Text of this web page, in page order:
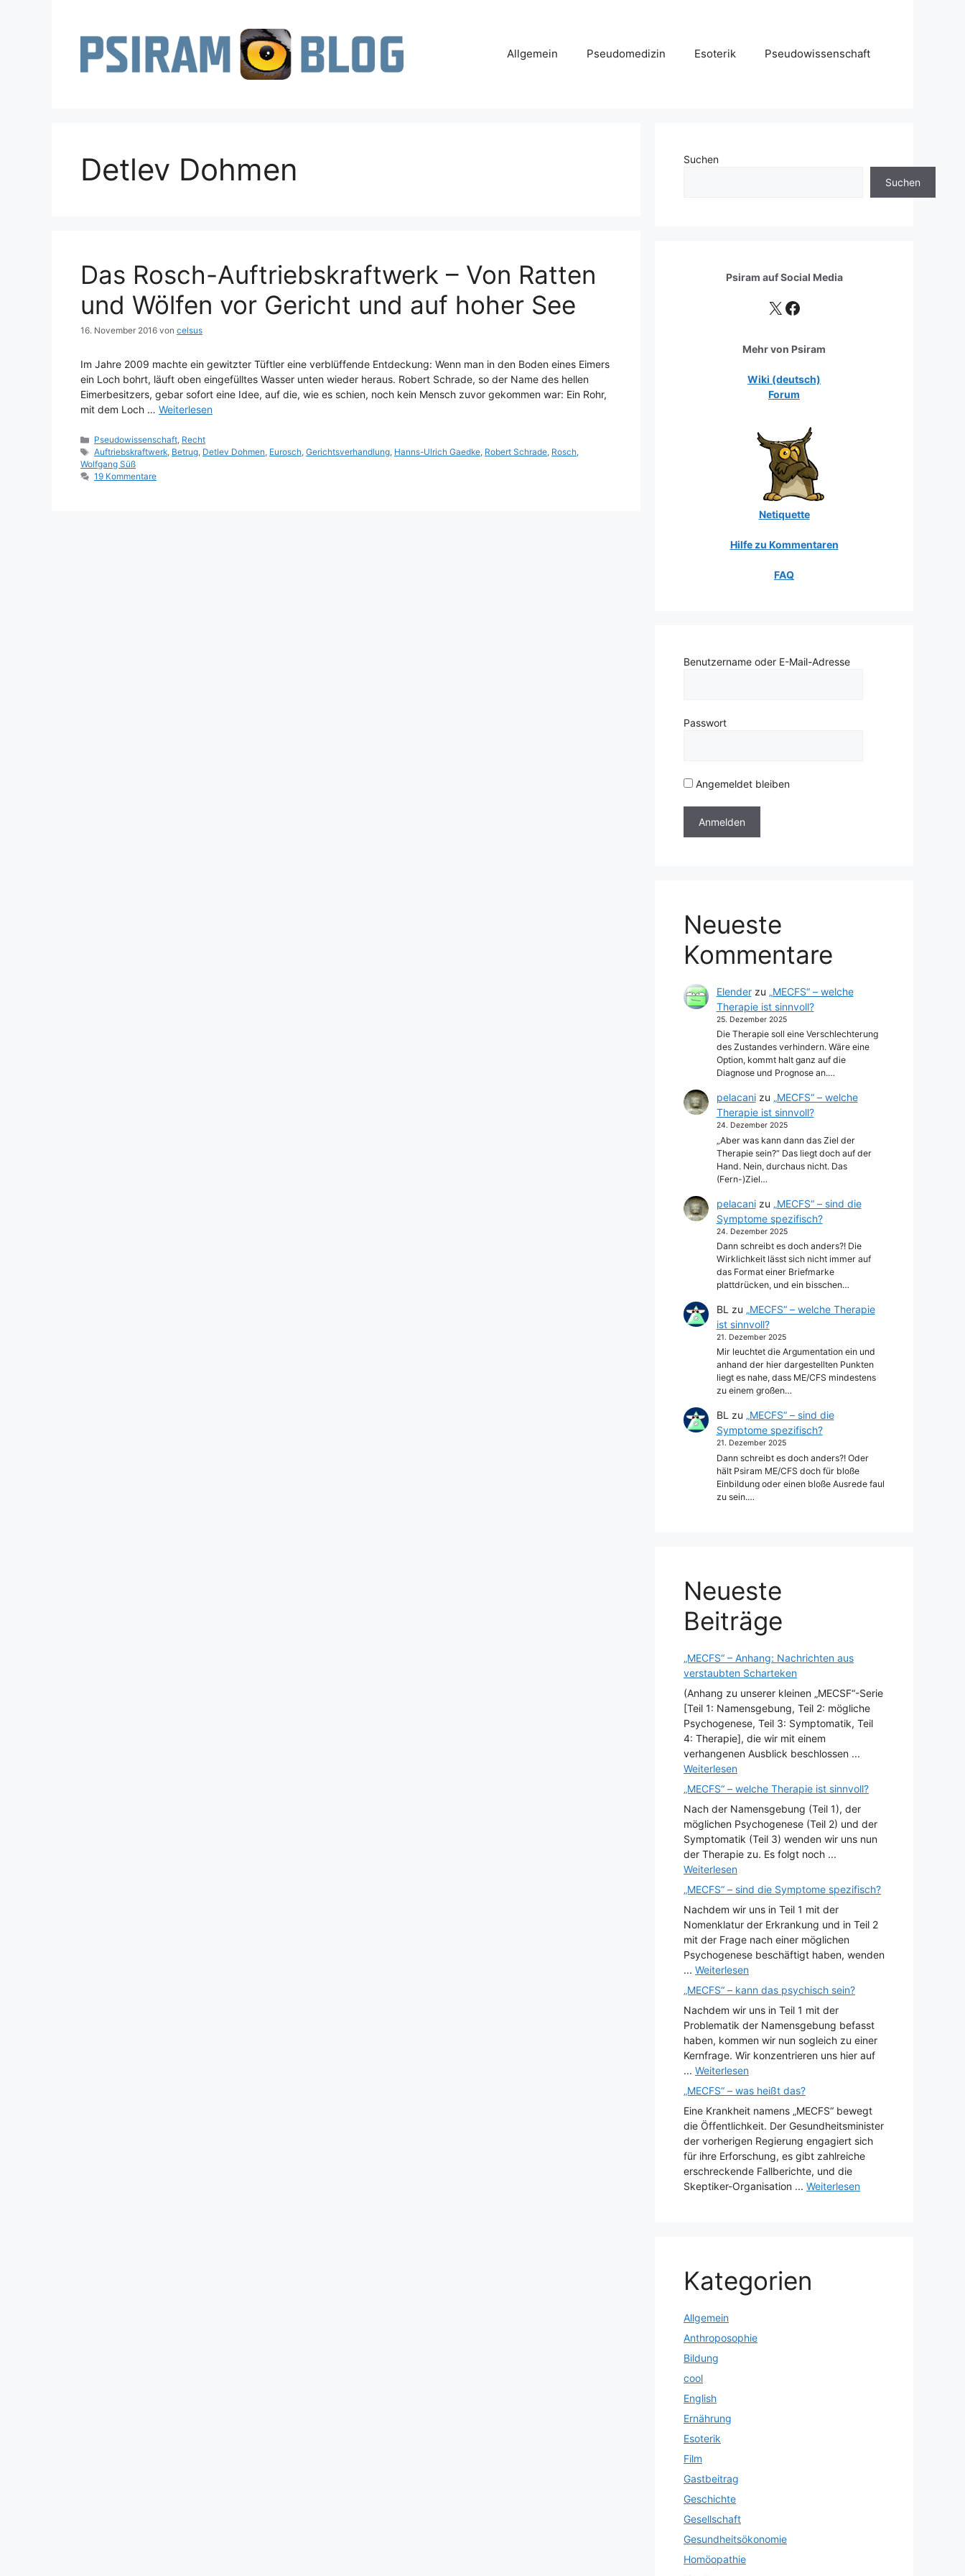
Allgemein Pseudomedizin Esoterik Pseudowissenschaft
Detlev Dohmen
Das Rosch-Auftriebskraftwerk – Von Ratten
und Wölfen vor Gericht und auf hoher See
16. November 2016 von celsus
Im Jahre 2009 machte ein gewitzter Tüftler eine verblüffende Entdeckung: Wenn man in den Boden eines Eimers
ein Loch bohrt, läuft oben eingefülltes Wasser unten wieder heraus. Robert Schrade, so der Name des hellen
Eimerbesitzers, gebar sofort eine Idee, auf die, wie es schien, noch kein Mensch zuvor gekommen war: Ein Rohr,
mit dem Loch … Weiterlesen
Kategorien
Pseudowissenschaft, Recht
Schlagwörter
Auftriebskraftwerk, Betrug, Detlev Dohmen, Eurosch,Gerichtsverhandlung, Hanns-Ulrich Gaedke, Robert Schrade, Rosch,
Wolfgang Süß
19 Kommentare
Suchen
Suchen
Psiram aufSocial Media
X Facebook
Mehr von Psiram
Wiki (deutsch)
Forum
Netiquette
Hilfe zu Kommentaren
FAQ
Benutzername oder E-Mail-Adresse
Passwort
Angemeldet bleiben
Neueste
Kommentare
Elenderzu „MECFS“ – welche
Therapie ist sinnvoll?
25. Dezember 2025
Die Therapie soll eine Verschlechterung
des Zustandes verhindern. Wäre eine
Option, kommt halt ganz auf die
Diagnose und Prognose an.…
pelacanizu „MECFS“ – welche
Therapie ist sinnvoll?
24. Dezember 2025
„Aber was kann dann das Ziel der
Therapie sein?“ Das liegt doch auf der
Hand. Nein, durchaus nicht. Das
(Fern-)Ziel…
pelacanizu „MECFS“ – sind die
Symptome spezifisch?
24. Dezember 2025
Dann schreibt es doch anders?! Die
Wirklichkeit lässt sich nicht immer auf
das Format einer Briefmarke
plattdrücken, und ein bisschen…
BL zu „MECFS“ – welche Therapie
ist sinnvoll?
21. Dezember 2025
Mir leuchtet die Argumentation ein und
anhand der hier dargestellten Punkten
liegt es nahe, dass ME/CFS mindestens
zu einem großen…
BL zu „MECFS“ – sind die
Symptome spezifisch?
21. Dezember 2025
Dann schreibt es doch anders?! Oder
hält Psiram ME/CFS doch für bloße
Einbildung oder einen bloße Ausrede faul
zu sein.…
Neueste
Beiträge
„MECFS“ – Anhang: Nachrichten aus
verstaubten Scharteken
(Anhang zu unserer kleinen „MECSF“-Serie
[Teil 1: Namensgebung, Teil 2: mögliche
Psychogenese, Teil 3: Symptomatik, Teil
4: Therapie], die wir mit einem
verhangenen Ausblick beschlossen ...
Weiterlesen
„MECFS“ – welche Therapie ist sinnvoll?
Nach der Namensgebung (Teil 1), der
möglichen Psychogenese (Teil 2) und der
Symptomatik (Teil 3) wenden wir uns nun
der Therapie zu. Es folgt noch ...
Weiterlesen
„MECFS“ – sind die Symptome spezifisch?
Nachdem wir uns in Teil 1 mit der
Nomenklatur der Erkrankung und in Teil 2
mit der Frage nach einer möglichen
Psychogenese beschäftigt haben, wenden
... Weiterlesen
„MECFS“ – kann das psychisch sein?
Nachdem wir uns in Teil 1 mit der
Problematik der Namensgebung befasst
haben, kommen wir nun sogleich zu einer
Kernfrage. Wir konzentrieren uns hier auf
... Weiterlesen
„MECFS“ – was heißt das?
Eine Krankheit namens „MECFS“ bewegt
die Öffentlichkeit. Der Gesundheitsminister
der vorherigen Regierung engagiert sich
für ihre Erforschung, es gibt zahlreiche
erschreckende Fallberichte, und die
Skeptiker-Organisation ... Weiterlesen
Kategorien
Allgemein
Anthroposophie
Bildung
cool
English
Ernährung
Esoterik
Film
Gastbeitrag
Geschichte
Gesellschaft
Gesundheitsökonomie
Homöopathie